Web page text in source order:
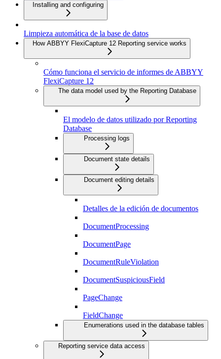
Installing and configuring
Limpieza automática de la base de datos
How ABBYY FlexiCapture 12 Reporting service works
Cómo funciona el servicio de informes de ABBYY
FlexiCapture 12
The data model used by the Reporting Database
El modelo de datos utilizado por Reporting
Database
Processing logs
Document state details
Document editing details
Detalles de la edición de documentos
DocumentProcessing
DocumentPage
DocumentRuleViolation
DocumentSuspiciousField
PageChange
FieldChange
Enumerations used in the database tables
Reporting service data access